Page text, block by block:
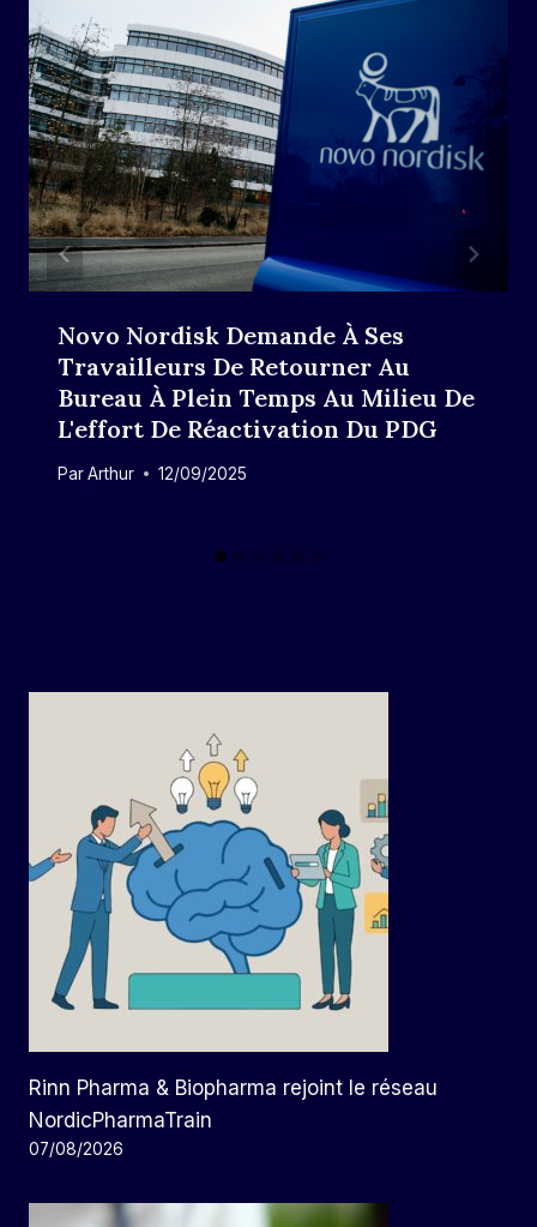
Novo Nordisk Demande À Ses
Travailleurs De Retourner Au
Bureau À Plein Temps Au Milieu De
L'effort De Réactivation Du PDG
ParArthur 12/09/2025
Rinn Pharma & Biopharma rejoint le réseau
NordicPharmaTrain
07/08/2026